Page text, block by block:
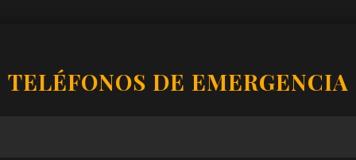
TELÉFONOS DE EMERGENCIA